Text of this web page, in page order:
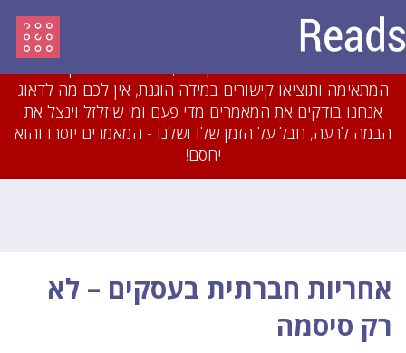
עדכון מיולי 2018: לאחרונה חסמנו משתמשים והסרנו
עשרות מאמרים שהיו מועתקים או כתובים בזילזול בצורה
המתאימה ותוציאו קישורים במידה הוגנת, אין לכם מה לדאוג
אנחנו בודקים את המאמרים מדי פעם ומי שיזלזל וינצל את
הבמה לרעה, חבל על הזמן שלו ושלנו - המאמרים יוסרו והוא
יחסם!
אחריות חברתית בעסקים – לא
רק סיסמה